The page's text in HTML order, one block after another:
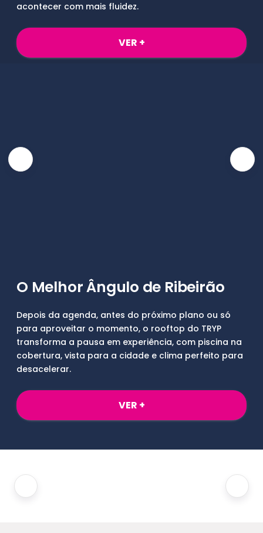
acontecer com mais fluidez.
VER +
O Melhor Ângulo de Ribeirão
Depois da agenda, antes do próximo plano ou só
para aproveitar o momento, o rooftop do TRYP
transforma a pausa em experiência, com piscina na
cobertura, vista para a cidade e clima perfeito para
desacelerar.
VER +